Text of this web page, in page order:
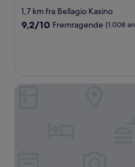
stjernet
overnatningssted
1,7 km fra Bellagio Kasino
9.2
anmeldelser)
9,2/10 Fremragende (1.008